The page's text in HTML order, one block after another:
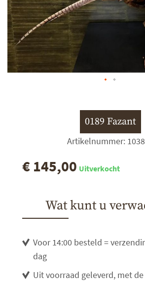
0189 Fazant
Artikelnummer:
€ 145,00 Uitverkocht
Wat kunt u
Voor 14:00 besteld =
dag
Uit voorraad geleverd, met